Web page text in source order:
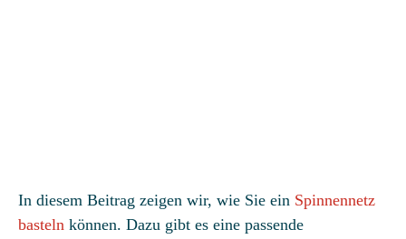
In diesem Beitrag zeigen wir, wie Sie ein Spinnennetz
basteln können. Dazu gibt es eine passende